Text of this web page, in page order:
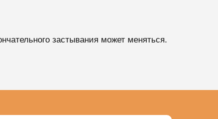
застывания может меняться.